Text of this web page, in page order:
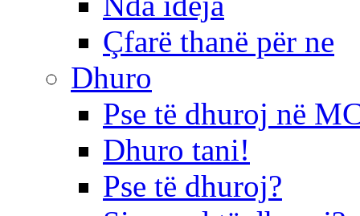
Çfarë thanë për ne
Dhuro
Pse të dhuroj në
Dhuro tani!
Pse të dhuroj?